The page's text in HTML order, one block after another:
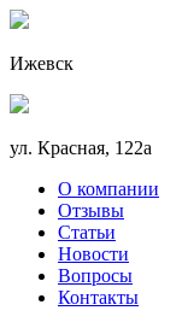
Ижевск
ул. Красная, 122а
О компании
Отзывы
Статьи
Новости
Вопросы
Контакты